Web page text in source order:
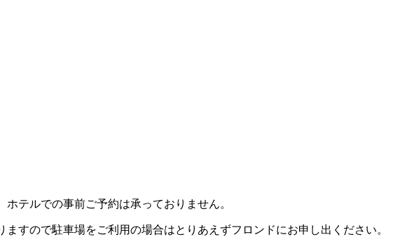
テルでの事前ご予約は承っておりません。
すので駐車場をご利用の場合はとりあえずフロンドにお申し出ください。